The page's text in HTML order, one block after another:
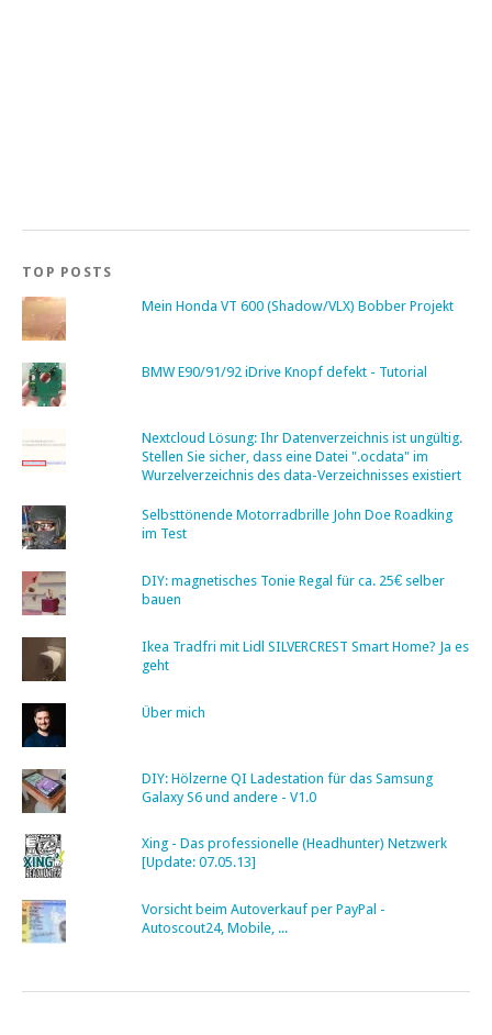
TOP POSTS
Mein Honda VT 600 (Shadow/VLX) Bobber Projekt
BMW E90/91/92 iDrive Knopf defekt - Tutorial
Nextcloud Lösung: Ihr Datenverzeichnis ist ungültig.
Stellen Sie sicher, dass eine Datei ".ocdata" im
Wurzelverzeichnis des data-Verzeichnisses existiert
Selbsttönende Motorradbrille John Doe Roadking
im Test
DIY: magnetisches Tonie Regal für ca. 25€ selber
bauen
Ikea Tradfri mit Lidl SILVERCREST Smart Home? Ja es
geht
Über mich
DIY: Hölzerne QI Ladestation für das Samsung
Galaxy S6 und andere - V1.0
Xing - Das professionelle (Headhunter) Netzwerk
[Update: 07.05.13]
Vorsicht beim Autoverkauf per PayPal -
Autoscout24, Mobile, ...